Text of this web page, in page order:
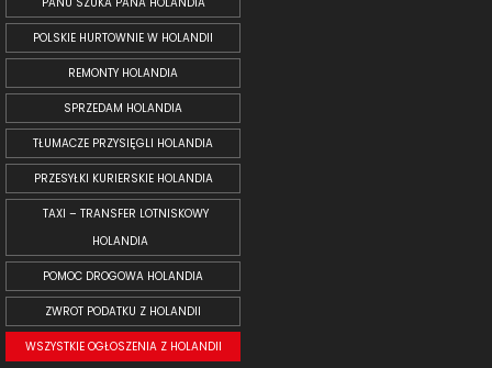
POLSKIE HURTOWNIE W HOLANDII
REMONTY HOLANDIA
SPRZEDAM HOLANDIA
TŁUMACZE PRZYSIĘGLI HOLANDIA
PRZESYŁKI KURIERSKIE HOLANDIA
TAXI – TRANSFER LOTNISKOWY
HOLANDIA
POMOC DROGOWA HOLANDIA
ZWROT PODATKU Z HOLANDII
WSZYSTKIE OGŁOSZENIA Z HOLANDII